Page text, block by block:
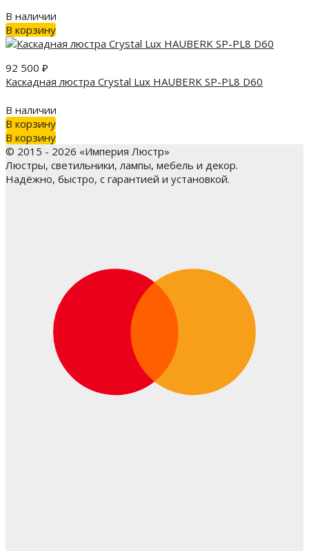
В наличии
В корзину
92 500 ₽
Каскадная люстра Crystal Lux HAUBERK SP-PL8 D60
В наличии
В корзину
В корзину
© 2015 - 2026 «Империя Люстр»
Люстры, светильники, лампы, мебель и декор.
Надёжно, быстро, с гарантией и установкой.